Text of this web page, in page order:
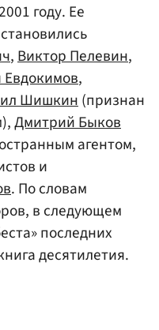
году. Ее
,Виктор Пелевин,
Евдокимов,
Шишкин(признан
Дмитрий Быков
агентом,
и
. По словам
в следующем
последних
десятилетия.